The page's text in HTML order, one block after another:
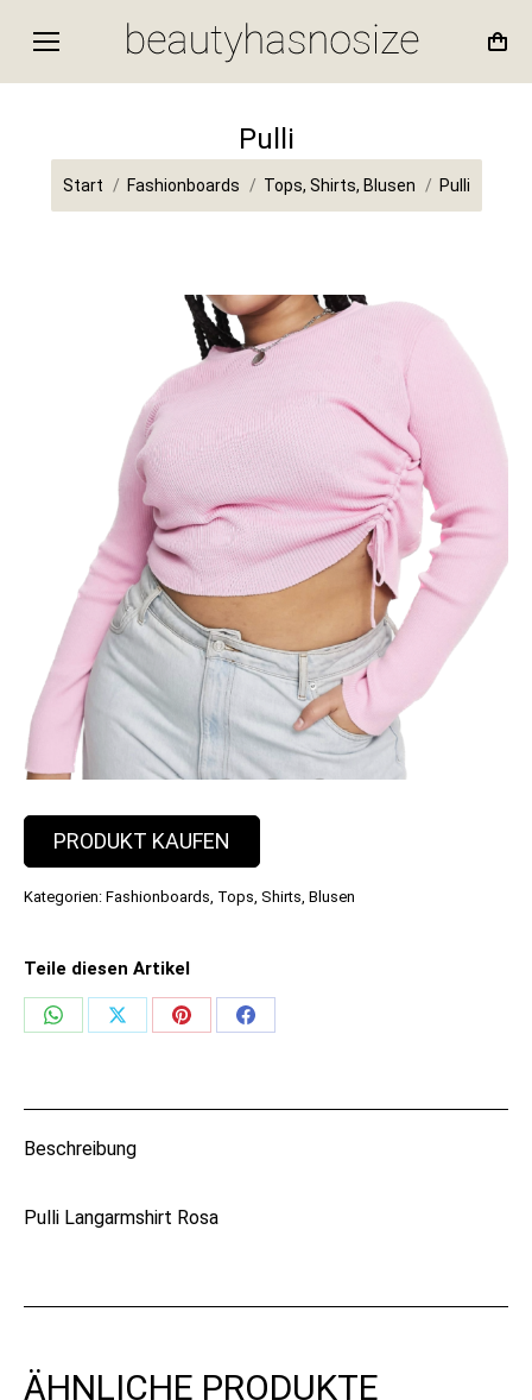
Pulli
Sie befinden sich hier:
Start Fashionboards Tops, Shirts, Blusen Pulli
PRODUKT KAUFEN
Kategorien: Fashionboards, Tops, Shirts, Blusen
Teile diesen Artikel
Share
Share
Share
Share
Beschreibung
Pulli Langarmshirt Rosa
ÄHNLICHE PRODUKTE